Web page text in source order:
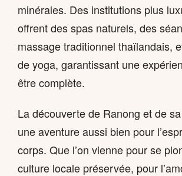
minérales. Des institutions plus
offrent des spas naturels, des
massage traditionnel thaïlandais,
de yoga, garantissant une
être complète.
La découverte de Ranong et de
une aventure aussi bien pour
corps. Que l’on vienne pour se
culture locale préservée, pour